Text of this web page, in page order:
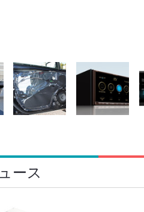
ース